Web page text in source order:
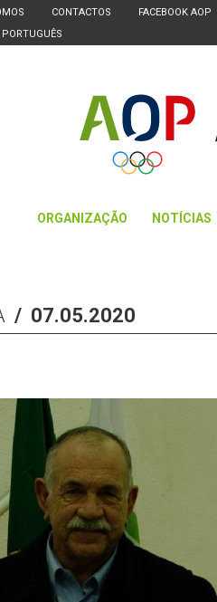
CONTACTOS
FACEBOOK AOP
PORTUGUÊS
ORGANIZAÇÃO NOTÍCIAS
/ 07.05.2020